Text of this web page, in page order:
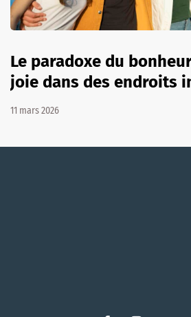
Le paradoxe du
joie dans des endroits
11 mars 2026